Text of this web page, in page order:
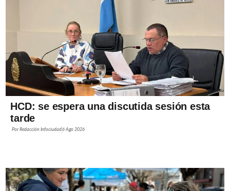
HCD: se espera una discutida sesión esta
tarde
PorRedacción Infociudad6 Ago 2026